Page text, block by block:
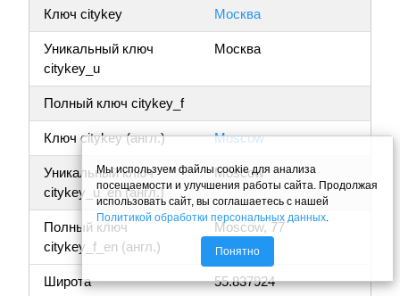
Ключ citykey Москва
Уникальный ключ
citykey_u
Москва
Полный ключ citykey_f
Ключ citykey (англ.) Moscow
Уникальный ключ
citykey_u_en (англ.)
Moscow
Полный ключ
citykey_f_en (англ.)
Moscow, 77
Широта 55.837924
Мы используем файлы cookie для анализа
посещаемости и улучшения работы сайта. Продолжая
использовать сайт, вы соглашаетесь с нашей
Политикой обработки персональных данных
Понятно